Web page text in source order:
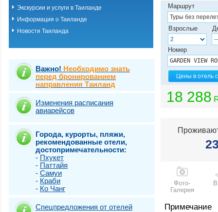
Экскурсии и услуги в Таиланде
Информация о Таиланде
Новости Таиланда
Важно! Необходимо знать
перед бронированием
направления Таиланд
Изменения расписания
авиарейсов
Города, курорты, пляжи,
рекомендованные отели,
достопримечательности:
- Пхукет
- Паттайя
- Самуи
- Краби
- Ко Чанг
Спецпредложения от отелей
о.Пхукет. Пляж
о.Пхукет. Пляж
о.Пхукет. Пляж
о.Пхукет. Пляж
о.Пхукет. Пляж
о.Пхукет. Пляж
о.Пхукет. Пляж
о.Пхукет. Пляж
о.Пхукет. Пляж
о.Пхукет. Пляж
о.Пхукет. Пляж
о.Самет
Маршрут
Взрослые
Номер
Цены в отель
18 288
Фото-
Галерея
Примечание